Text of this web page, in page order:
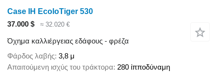
Case IH EcoloTiger 530
37.000 $
≈ 32.020 €
Όχημα καλλιέργειας εδάφους - φρέζα
Φάρδος λαβής 3,8 μ
Απαιτούμενη ισχύς του τράκτορα 280 ίπποδύναμη